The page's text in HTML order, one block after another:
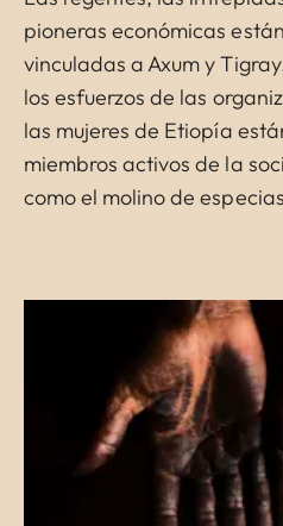
pioneras económicas
vinculadas a Axum y
los esfuerzos de las
las mujeres de Etiopía
miembros activos de la
como el molino de